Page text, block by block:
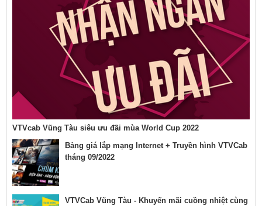
VTVcab Vũng Tàu siêu ưu đãi mùa World Cup 2022
Bảng giá lắp mạng Internet + Truyền hình VTVCab
tháng 09/2022
VTVCab Vũng Tàu - Khuyến mãi cuồng nhiệt cùng